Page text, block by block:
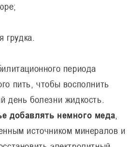
грудка.
периода
пить, чтобы восполнить
день болезни жидкость.
добавлять немного меда
источником минералов и